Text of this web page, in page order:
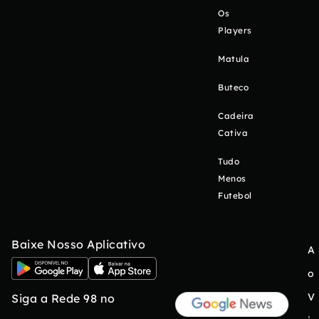
Os
Players
Matula
Buteco
Cadeira
Cativa
Tudo
Menos
Futebol
Baixe Nosso Aplicativo
Siga a Rede 98 no
A
o
V